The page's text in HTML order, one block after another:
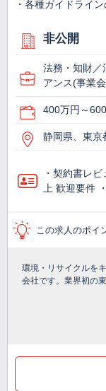
・各種ガイドライ
非公開
法務・知財／
アンス(事業
400万円～
静岡県、東京
・契約書レ
上 歓迎要件
この求人のポイ
環境・リサイクルを
会社です。業界初の